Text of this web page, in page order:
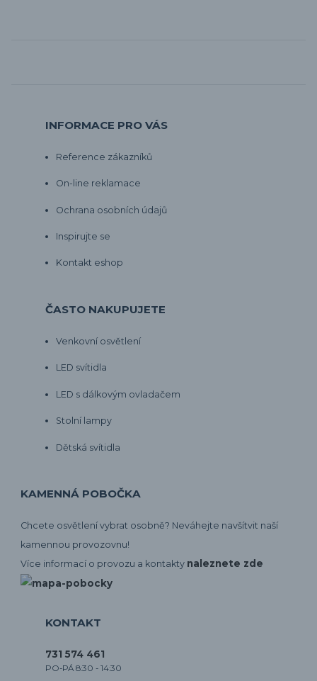
INFORMACE PRO VÁS
Reference zákazníků
On-line reklamace
Ochrana osobních údajů
Inspirujte se
Kontakt eshop
ČASTO NAKUPUJETE
Venkovní osvětlení
LED svítidla
LED s dálkovým ovladačem
Stolní lampy
Dětská svítidla
KAMENNÁ POBOČKA
Chcete osvětlení vybrat osobně? Neváhejte navšítvit naší
kamennou provozovnu!
Více informací o provozu a kontakty naleznete zde
KONTAKT
731 574 461
PO-PÁ 8:30 - 14:30